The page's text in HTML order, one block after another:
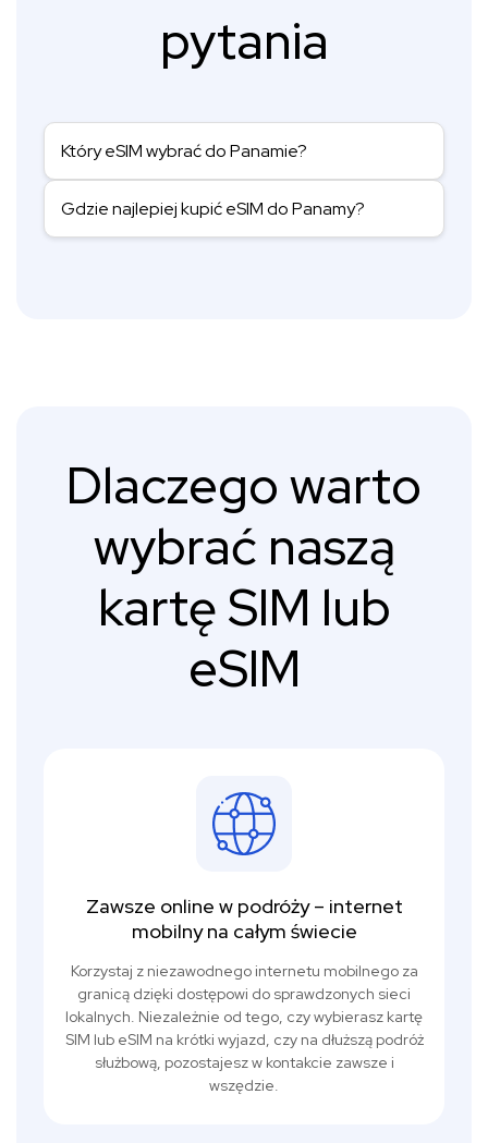
pytania
Który eSIM wybrać do Panamie?
Gdzie najlepiej kupić eSIM do Panamy?
Dlaczego warto
wybrać naszą
kartę SIM lub
eSIM
Zawsze online w podróży – internet
mobilny na całym świecie
Korzystaj z niezawodnego internetu mobilnego za
granicą dzięki dostępowi do sprawdzonych sieci
lokalnych. Niezależnie od tego, czy wybierasz kartę
SIM lub eSIM na krótki wyjazd, czy na dłuższą podróż
służbową, pozostajesz w kontakcie zawsze i
wszędzie.